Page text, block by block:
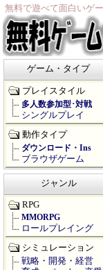
無料で遊べて面白いゲ
ゲーム・タイプ
プレイスタイル
多人数参加型･対戦
シングルプレイ
動作タイプ
ダウンロード・Ins
ブラウザゲーム
ジャンル
RPG
MMORPG
ロールプレイング
シミュレーション
戦略・開発・経営